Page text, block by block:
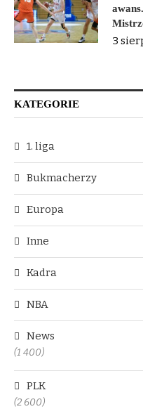
3
KATEGORIE
1. liga
Bukmacherzy
Europa
Inne
Kadra
NBA
News
(1 400)
PLK
(2 600)